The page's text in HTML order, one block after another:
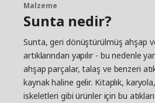
Malzeme
Sunta nedir?
Sunta, geri dönüştürülmüş ahşap
artıklarından yapılır - bu nedenle
ahşap parçalar, talaş ve benzeri
kaynak haline gelir. Kitaplık,
iskeletleri gibi ürünler için bu